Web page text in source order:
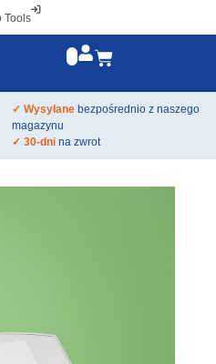
Tools
✓ Wysyłane bezpośrednio z naszego
magazynu
✓ 30-dni na zwrot